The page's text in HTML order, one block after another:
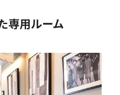
専用ルーム